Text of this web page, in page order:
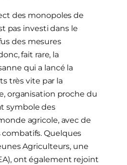
des monopoles de
pas investi dans le
des mesures
fait rare, la
qui a lancé la
très vite par la
organisation proche du
symbole des
agricole, avec de
Quelques
Agriculteurs, une
ont également rejoint